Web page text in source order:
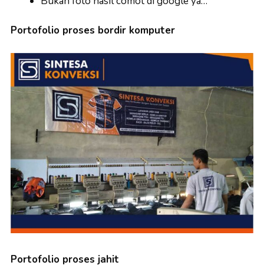
Portofolio proses bordir komputer
Portofolio proses jahit